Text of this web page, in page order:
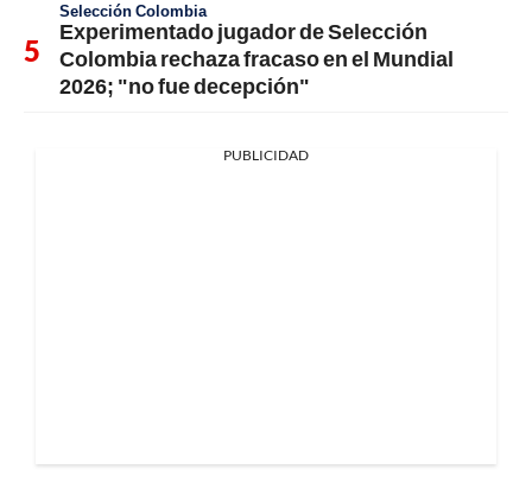
Selección Colombia
Experimentado jugador de Selección
Colombia rechaza fracaso en el Mundial
2026; "no fue decepción"
PUBLICIDAD